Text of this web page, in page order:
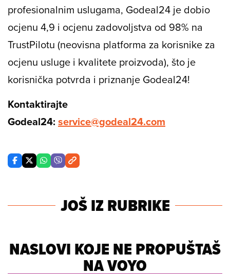
profesionalnim uslugama, Godeal24 je dobio
ocjenu 4,9 i ocjenu zadovoljstva od 98% na
TrustPilotu (neovisna platforma za korisnike za
ocjenu usluge i kvalitete proizvoda), što je
korisnička potvrda i priznanje Godeal24!
Kontaktirajte
Godeal24: service@godeal24.com
JOŠ IZ RUBRIKE
NASLOVI KOJE NE PROPUŠTAŠ
NA VOYO